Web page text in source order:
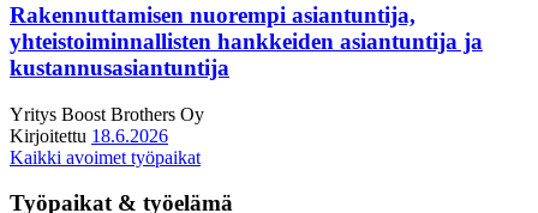
Rakennuttamisen nuorempi asiantuntija,
yhteistoiminnallisten hankkeiden asiantuntija ja
kustannusasiantuntija
Yritys Boost Brothers Oy
Kirjoitettu 18.6.2026
Kaikki avoimet työpaikat
Työpaikat & työelämä